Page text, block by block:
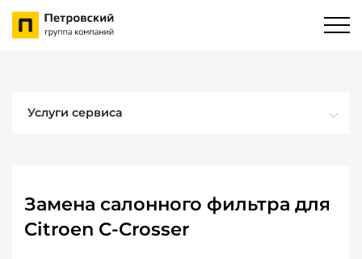
Услуги сервиса
Замена салонного фильтра для
Citroen C-Crosser